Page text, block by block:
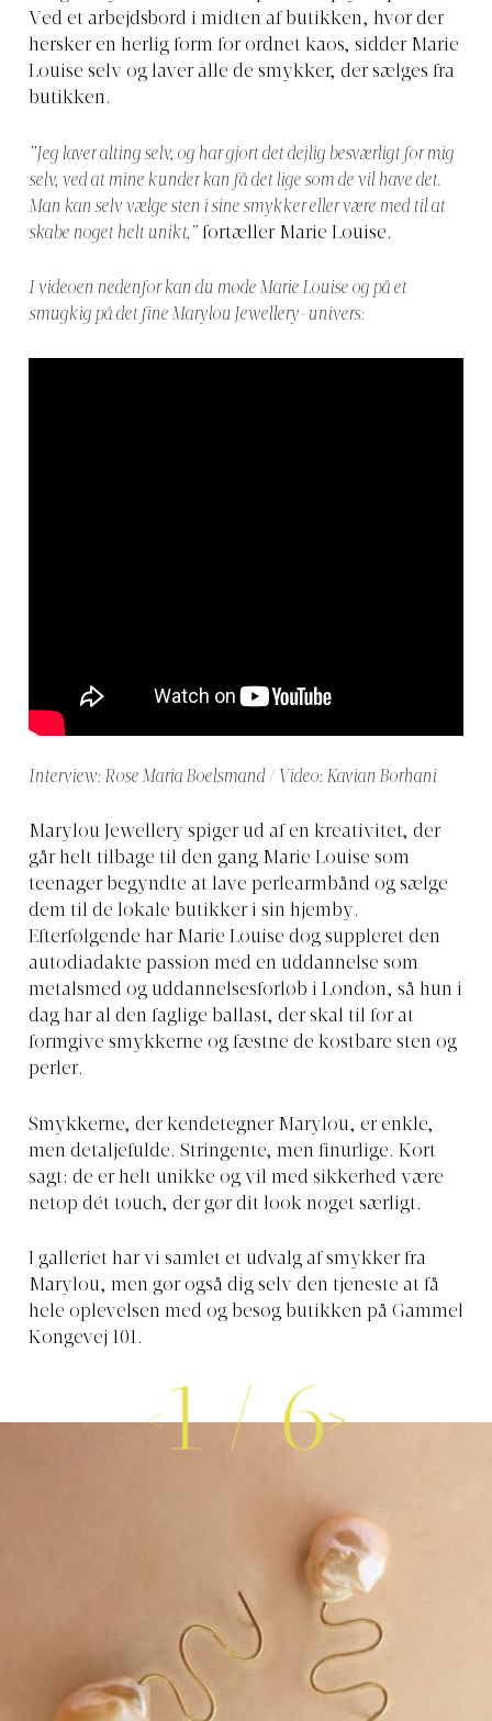
Ved et arbejdsbord i midten af butikken, hvor der
hersker en herlig form for ordnet kaos, sidder Marie
Louise selv og laver alle de smykker, der sælges fra
butikken.
”Jeg laver alting selv, og har gjort det dejlig besværligt for mig
selv, ved at mine kunder kan få det lige som de vil have det.
Man kan selv vælge sten i sine smykker eller være med til at
skabe noget helt unikt,” fortæller Marie Louise.
I videoen nedenfor kan du møde Marie Louise og på et
smugkig på det fine Marylou Jewellery-univers:
Interview: Rose Maria Boelsmand / Video: Kavian Borhani
Marylou Jewellery spiger ud af en kreativitet, der
går helt tilbage til den gang Marie Louise som
teenager begyndte at lave perlearmbånd og sælge
dem til de lokale butikker i sin hjemby.
Efterfølgende har Marie Louise dog suppleret den
autodiadakte passion med en uddannelse som
metalsmed og uddannelsesforløb i London, så hun i
dag har al den faglige ballast, der skal til for at
formgive smykkerne og fæstne de kostbare sten og
perler.
Smykkerne, der kendetegner Marylou, er enkle,
men detaljefulde. Stringente, men finurlige. Kort
sagt: de er helt unikke og vil med sikkerhed være
netop dét touch, der gør dit look noget særligt.
I galleriet har vi samlet et udvalg af smykker fra
Marylou, men gør også dig selv den tjeneste at få
hele oplevelsen med og besøg butikken på Gammel
Kongevej 101.
1/6